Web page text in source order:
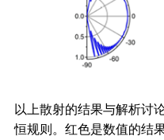
以上散射的结果与解析讨
恒规则。红色是数值的结